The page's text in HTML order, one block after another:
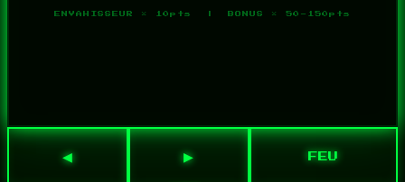
ENVAHISSEUR × 10pts | BONUS × 50-150pts
◀ ▶ FEU